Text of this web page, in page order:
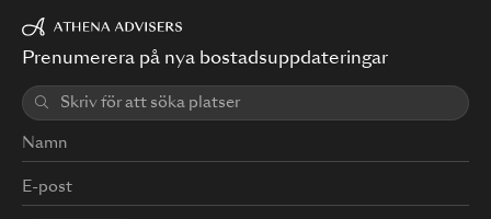
Prenumerera på nya bostadsuppdateringar